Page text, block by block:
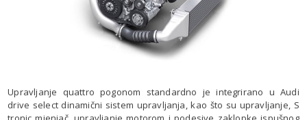
Upravljanje quattro pogonom standardno je integrirano u Audi
drive select dinamični sistem upravljanja, kao što su upravljanje, S